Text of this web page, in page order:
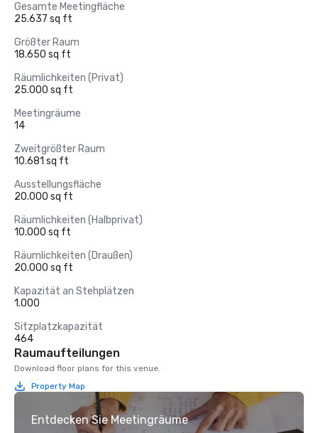
Gesamte Meetingfläche
25.637 sq ft
Größter Raum
18.650 sq ft
Räumlichkeiten (Privat)
25.000 sq ft
Meetingräume
14
Zweitgrößter Raum
10.681 sq ft
Ausstellungsfläche
20.000 sq ft
Räumlichkeiten (Halbprivat)
10.000 sq ft
Räumlichkeiten (Draußen)
20.000 sq ft
Kapazität an Stehplätzen
1.000
Sitzplatzkapazität
464
Raumaufteilungen
Download floor plans for this venue.
Property Map
Entdecken Sie Meetingräume